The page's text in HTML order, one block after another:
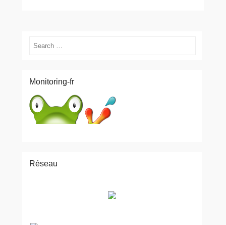
Search
Monitoring-fr
Réseau